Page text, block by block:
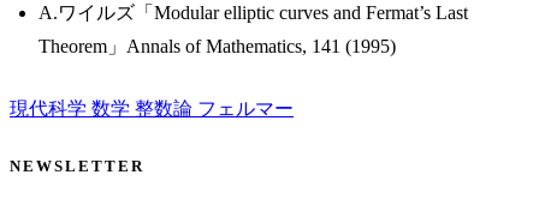
A.ワイルズ「Modular elliptic curves and Fermat’s Last
Theorem」Annals of Mathematics, 141 (1995)
現代科学 数学 整数論 フェルマー
NEWSLETTER